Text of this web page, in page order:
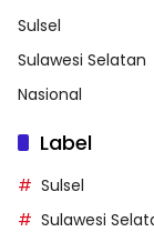
Sulsel
Sulawesi Selatan
Nasional
Label
Sulsel
Sulawesi